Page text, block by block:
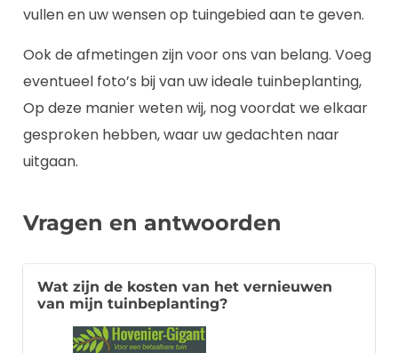
vullen en uw wensen op tuingebied aan te geven.
Ook de afmetingen zijn voor ons van belang. Voeg
eventueel foto’s bij van uw ideale tuinbeplanting,
Op deze manier weten wij, nog voordat we elkaar
gesproken hebben, waar uw gedachten naar
uitgaan.
Vragen en antwoorden
Wat zijn de kosten van het vernieuwen
van mijn tuinbeplanting?